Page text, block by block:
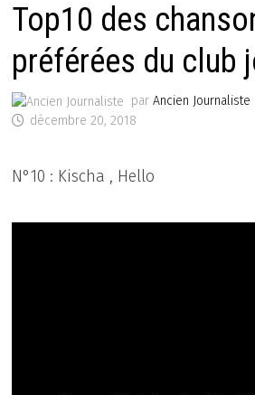
Top10 des
préférées du club
parAncien Journaliste
décembre 20, 2018
N°10 : Kischa , Hello